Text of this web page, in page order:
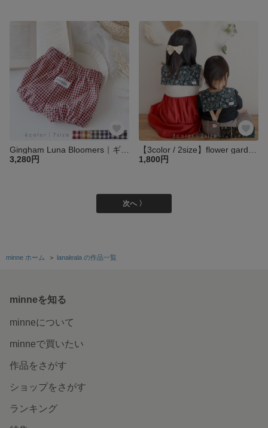
3,280円
1,800円
次へ 〉
minne ホーム ＞ lanaleala の作品一覧
minneを知る
minneについて
minneで買いたい
作品をさがす
ショップをさがす
ランキング